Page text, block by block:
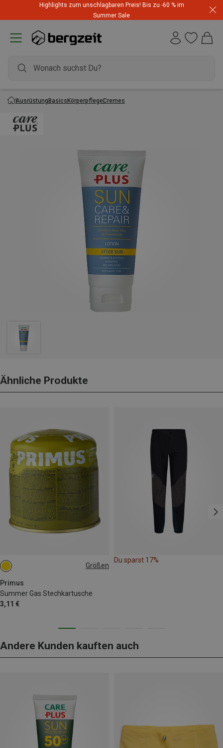
Highlights zum unschlagbaren Preis! Bis zu -60 % im
Summer Sale
AusrüstungBasicsKörperpflegeCremes
Ähnliche Produkte
Größen
Primus
Summer Gas Stechkartusche
3,11 €
190G
Du sparst 17%
Andere Kunden kauften auch